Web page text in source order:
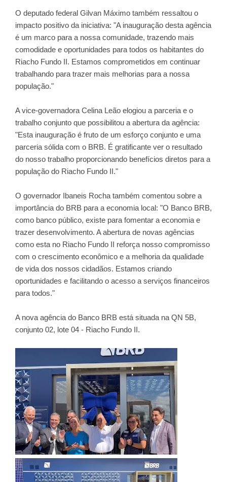
O deputado federal Gilvan Máximo também ressaltou o
impacto positivo da iniciativa: "A inauguração desta agência
é um marco para a nossa comunidade, trazendo mais
comodidade e oportunidades para todos os habitantes do
Riacho Fundo II. Estamos comprometidos em continuar
trabalhando para trazer mais melhorias para a nossa
população."
A vice-governadora Celina Leão elogiou a parceria e o
trabalho conjunto que possibilitou a abertura da agência:
"Esta inauguração é fruto de um esforço conjunto e uma
parceria sólida com o BRB. É gratificante ver o resultado
do nosso trabalho proporcionando benefícios diretos para a
população do Riacho Fundo II."
O governador Ibaneis Rocha também comentou sobre a
importância do BRB para a economia local: "O Banco BRB,
como banco público, existe para fomentar a economia e
trazer desenvolvimento. A abertura de novas agências
como esta no Riacho Fundo II reforça nosso compromisso
com o crescimento econômico e a melhoria da qualidade
de vida dos nossos cidadãos. Estamos criando
oportunidades e facilitando o acesso a serviços financeiros
para todos."
A nova agência do Banco BRB está situada na QN 5B,
conjunto 02, lote 04 - Riacho Fundo II.